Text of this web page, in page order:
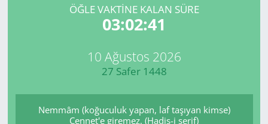
ÖĞLE VAKTINE KALAN SÜRE
03:02:41
10 Ağustos 2026
27 Safer 1448
Nemmâm (koğuculuk yapan, laf taşıyan kimse)
Cennet'e giremez. (Hadis-i şerif)
Muğla